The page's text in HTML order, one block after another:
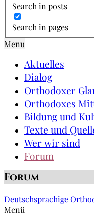
Search in posts
Search in pages
Menu
Aktuelles
Dialog
Orthodoxer
Orthodoxes
Bildung und
Texte und
Wer wir sind
Forum
Forum
Deutschsprachige
Menü